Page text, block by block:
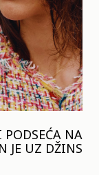
PODSEĆA NA
JE UZ DŽINS